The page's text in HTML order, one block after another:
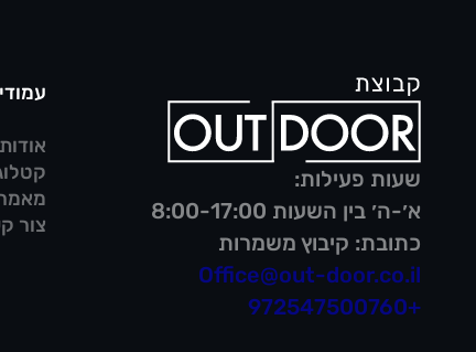
שעות פעילות:
א׳-ה׳ בין השעות 8:00-17:00
כתובת: קיבוץ משמרות
Office@out-door.co.il
+972547500760
אודות
צור